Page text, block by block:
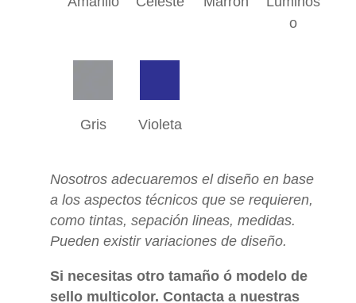
o
Gris Violeta
Nosotros adecuaremos el diseño en base
a los aspectos técnicos que se requieren,
como tintas, sepación lineas, medidas.
Pueden existir variaciones de diseño.
Si necesitas otro tamaño ó modelo de
sello multicolor. Contacta a nuestras